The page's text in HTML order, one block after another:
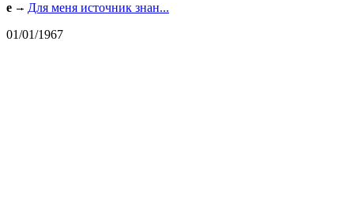
e
Для меня источник знан...
01/01/1967